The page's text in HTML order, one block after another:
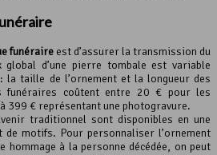
funéraire est d’assurer la transmission du
d’une pierre tombale est variable
la taille de l’ornement et la longueur des
funéraires coûtent entre 20 € pour les
399 € représentant une photogravure.
traditionnel sont disponibles en une
de motifs. Pour personnaliser l’ornement
à la personne décédée, on peut